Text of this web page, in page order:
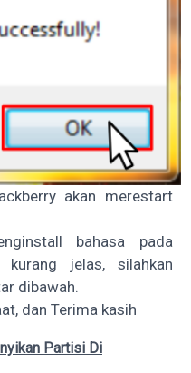
akan merestart
bahasa pada
jelas, silahkan
dibawah.
dan Terima kasih
Partisi Di